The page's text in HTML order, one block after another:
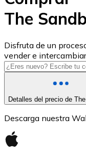
USD Coin
USDC
The
Disfruta de un
vender e
Detalles del precio de
Descarga nuestra